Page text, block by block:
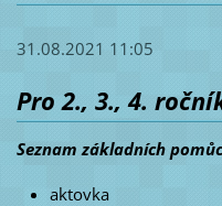
31.08.2021 11:05
Pro 2., 3., 4.
Seznam základních
aktovka